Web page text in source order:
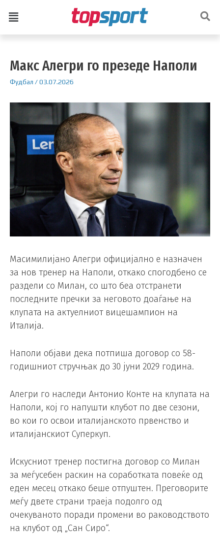
Макс Алегри го презеде Наполи
Фудбал /03.07.2026
Масимилијано Алегри официјално е назначен
за нов тренер на Наполи, откако спогодбено се
раздели со Милан, со што беа отстранети
последните пречки за неговото доаѓање на
клупата на актуелниот вицешампион на
Италија.
Наполи објави дека потпиша договор со 58-
годишниот стручњак до 30 јуни 2029 година.
Алегри го наследи Антонио Конте на клупата на
Наполи, кој го напушти клубот по две сезони,
во кои го освои италијанското првенство и
италијанскиот Суперкуп.
Искусниот тренер постигна договор со Милан
за меѓусебен раскин на соработката повеќе од
еден месец откако беше отпуштен. Преговорите
меѓу двете страни траеја подолго од
очекуваното поради промени во раководството
на клубот од „Сан Сиро“.